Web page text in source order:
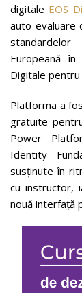
digitale EOS
auto-evaluare
Europeană
Digitale pentru
Platforma a
gratuite
Power
Identity
susținute în
cu instructor,
nouă interfață